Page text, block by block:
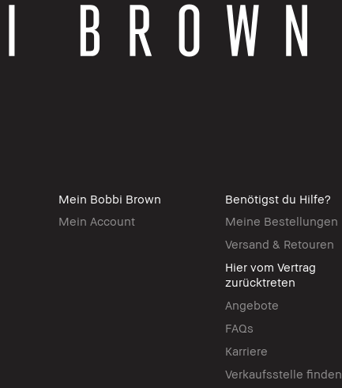
Mein Bobbi Brown
Mein Account
Benötigst du Hilfe?
Meine Bestellungen
Versand & Retouren
Hier vom Vertrag
zurücktreten
Angebote
FAQs
Karriere
Verkaufsstelle finden